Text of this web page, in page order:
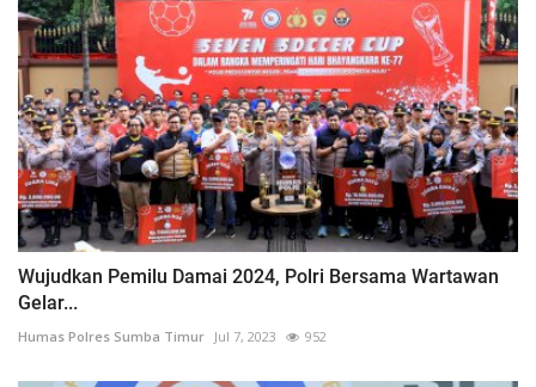
Wujudkan Pemilu Damai 2024, Polri Bersama Wartawan
Gelar...
Humas Polres Sumba Timur Jul 7, 2023 952